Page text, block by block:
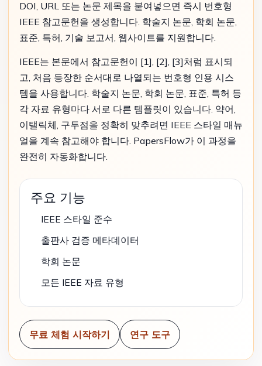
DOI, URL 또는 논문 제목을 붙여넣으면 즉시 번호형
IEEE 참고문헌을 생성합니다. 학술지 논문, 학회 논문,
표준, 특허, 기술 보고서, 웹사이트를 지원합니다.
IEEE는 본문에서 참고문헌이 [1], [2], [3]처럼 표시되
고, 처음 등장한 순서대로 나열되는 번호형 인용 시스
템을 사용합니다. 학술지 논문, 학회 논문, 표준, 특허 등
각 자료 유형마다 서로 다른 템플릿이 있습니다. 약어,
이탤릭체, 구두점을 정확히 맞추려면 IEEE 스타일 매뉴
얼을 계속 참고해야 합니다. PapersFlow가 이 과정을
완전히 자동화합니다.
주요 기능
IEEE 스타일 준수
출판사 검증 메타데이터
학회 논문
모든 IEEE 자료 유형
무료 체험 시작하기 연구 도구